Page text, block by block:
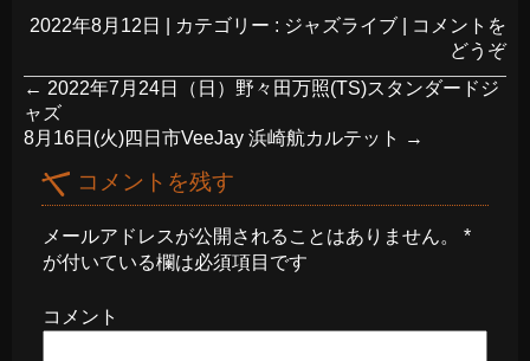
2022年8月12日 カテゴリー : ジャズライブ
コメントを
どうぞ
← 2022年7月24日（日）野々田万照(TS)スタンダードジ
ャズ
8月16日(火)四日市VeeJay 浜崎航カルテット
→
コメントを残す
メールアドレスが公開されることはありません。
*
が付いている欄は必須項目です
コメント